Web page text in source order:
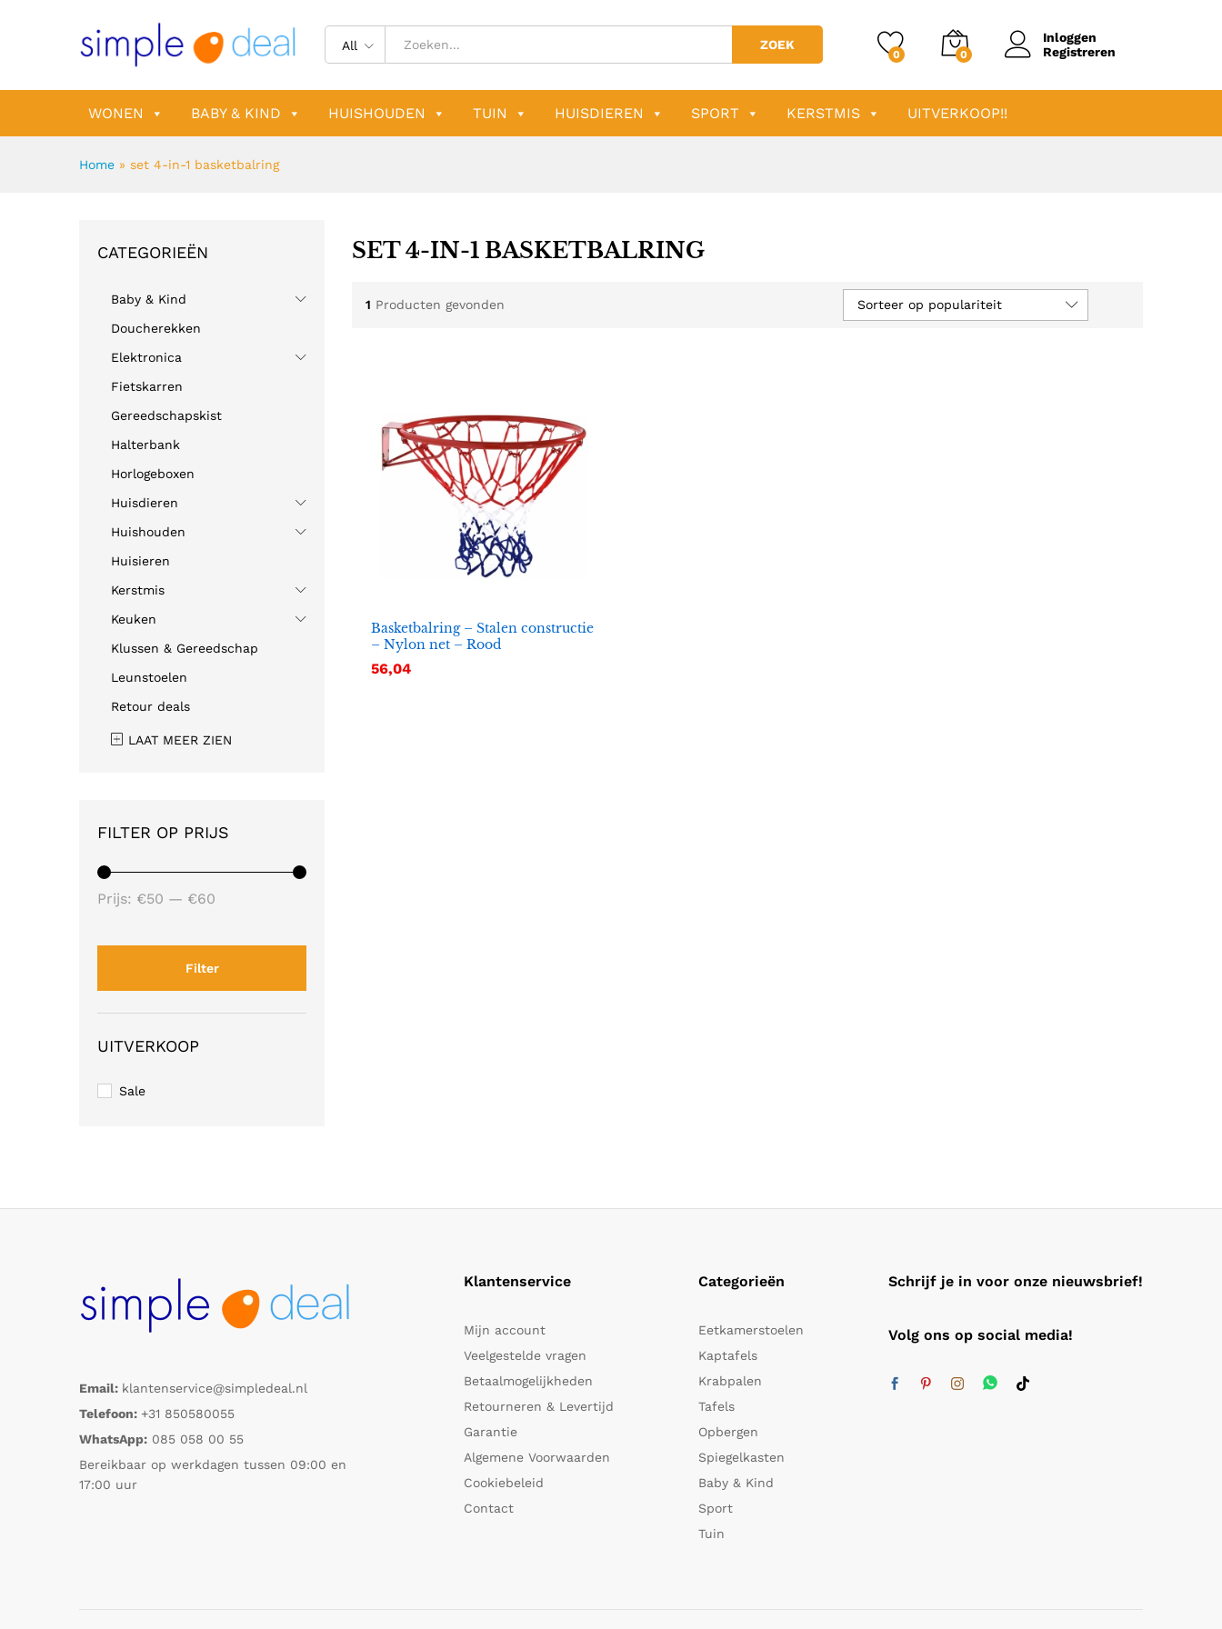
All ZOEK
0 0
Inloggen
Registreren
WONEN BABY & KIND HUISHOUDEN TUIN HUISDIEREN SPORT KERSTMIS UITVERKOOP!!
Home » set 4-in-1 basketbalring
SET 4-IN-1 BASKETBALRING
1 Producten gevonden Sorteer op populariteit
Basketbalring – Stalen constructie
– Nylon net – Rood
56,04
56,04
CATEGORIEËN
Baby & Kind
Doucherekken
Elektronica
Fietskarren
Gereedschapskist
Halterbank
Horlogeboxen
Huisdieren
Huishouden
Huisieren
Kerstmis
Keuken
Klussen & Gereedschap
Leunstoelen
Retour deals
LAAT MEER ZIEN
FILTER OP PRIJS
Filter
Prijs: €50 — €60
UITVERKOOP
Sale
Email: klantenservice@simpledeal.nl
Telefoon: +31 850580055
WhatsApp: 085 058 00 55
Bereikbaar op werkdagen tussen 09:00 en
17:00 uur
Klantenservice
Mijn account
Veelgestelde vragen
Betaalmogelijkheden
Retourneren & Levertijd
Garantie
Algemene Voorwaarden
Cookiebeleid
Contact
Categorieën
Eetkamerstoelen
Kaptafels
Krabpalen
Tafels
Opbergen
Spiegelkasten
Baby & Kind
Sport
Tuin
Schrijf je in voor onze nieuwsbrief!
Volg ons op social media!